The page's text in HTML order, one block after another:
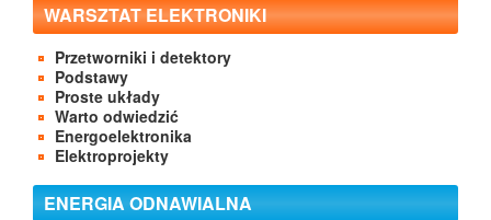
WARSZTAT ELEKTRONIKI
Przetworniki i detektory
Podstawy
Proste układy
Warto odwiedzić
Energoelektronika
Elektroprojekty
ENERGIA ODNAWIALNA